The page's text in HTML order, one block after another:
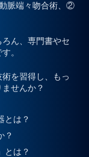
脈端々吻合術、②
ん、専門書やセ
。
を習得し、もっ
せんか？
とは？
？
とは？